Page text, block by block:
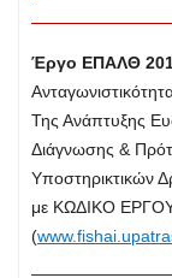
Έργο ΕΠΑΛΘ
Της Ανάπτυξης
Διάγνωσης &
Υποστηρικτικών
με ΚΩΔΙΚΟ
(